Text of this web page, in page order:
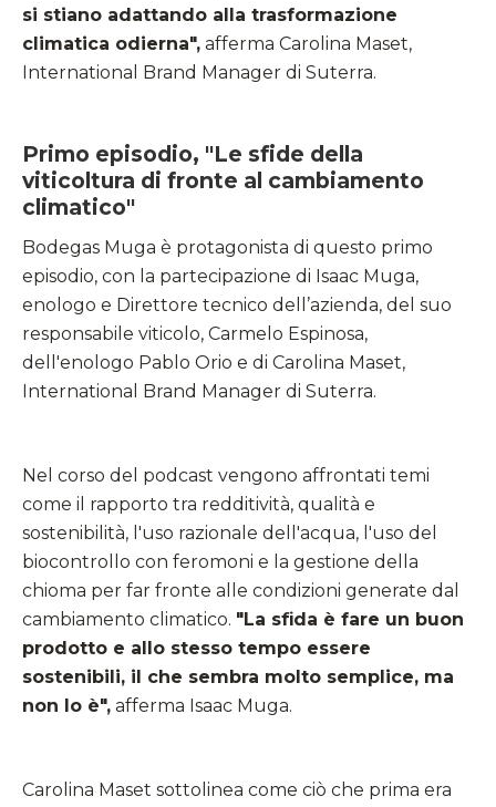
si stiano adattando alla trasformazione
climatica odierna", afferma Carolina Maset,
International Brand Manager di Suterra.
Primo episodio, "Le sfide della
viticoltura di fronte al cambiamento
climatico"
Bodegas Muga è protagonista di questo primo
episodio, con la partecipazione di Isaac Muga,
enologo e Direttore tecnico dell’azienda, del suo
responsabile viticolo, Carmelo Espinosa,
dell'enologo Pablo Orio e di Carolina Maset,
International Brand Manager di Suterra.
Nel corso del podcast vengono affrontati temi
come il rapporto tra redditività, qualità e
sostenibilità, l'uso razionale dell'acqua, l'uso del
biocontrollo con feromoni e la gestione della
chioma per far fronte alle condizioni generate dal
cambiamento climatico. "La sfida è fare un buon
prodotto e allo stesso tempo essere
sostenibili, il che sembra molto semplice, ma
non lo è", afferma Isaac Muga.
Carolina Maset sottolinea come ciò che prima era